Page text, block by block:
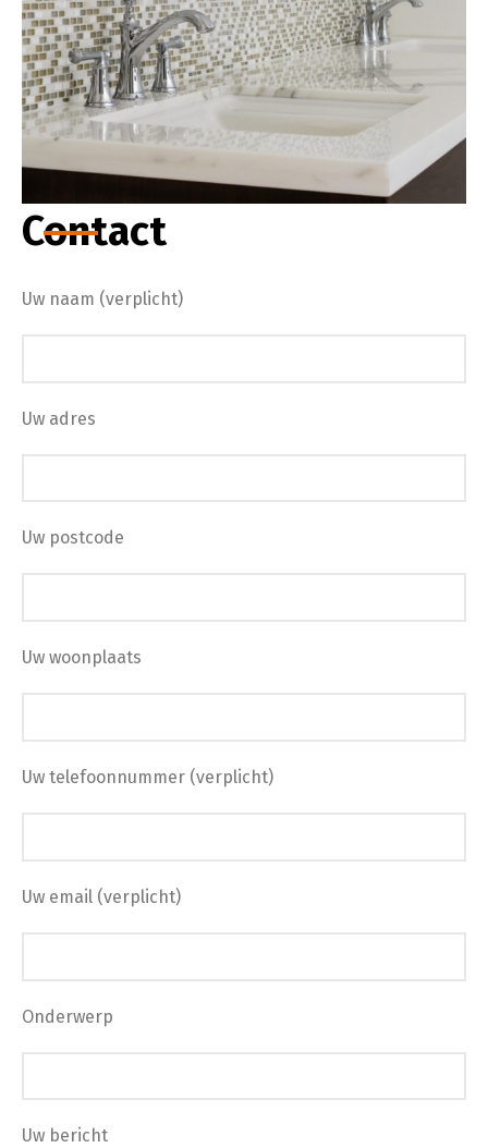
Contact
Uw naam (verplicht)
Uw adres
Uw postcode
Uw woonplaats
Uw telefoonnummer (verplicht)
Uw email (verplicht)
Onderwerp
Uw bericht